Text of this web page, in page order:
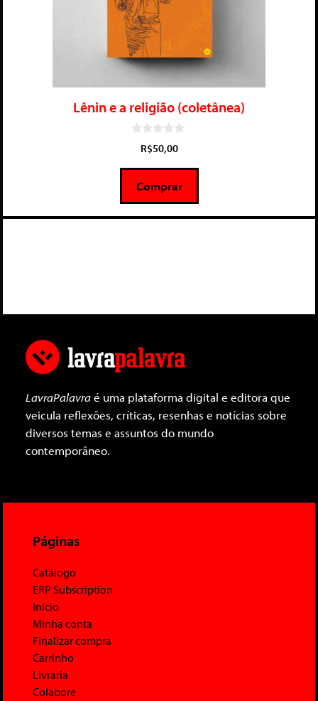
Lênin e a religião (coletânea)
5
R$50,00
Comprar
LavraPalavraé uma plataforma digital e editora que
veicula reflexões, críticas, resenhas e notícias sobre
diversos temas e assuntos do mundo
contemporâneo.
Páginas
Catálogo
ERP Subscription
Início
Minha conta
Finalizar compra
Carrinho
Livraria
Colabore